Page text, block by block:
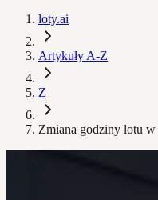
loty.ai
Artykuły A-Z
Z
Zmiana godziny lotu